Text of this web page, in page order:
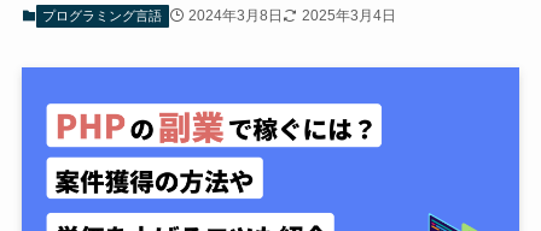
プログラミング言語 2024年3月8日 2025年3月4日